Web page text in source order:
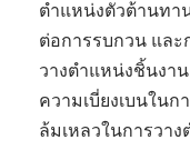
ตำแหน่งตัวต้านทา
ต่อการรบกวน และ
วางตำแหน่งชิ้นงา
ความเบี่ยงเบนใน
ล้มเหลวในการวา